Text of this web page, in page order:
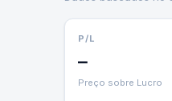
P/L
—
Preço sobre Lucro